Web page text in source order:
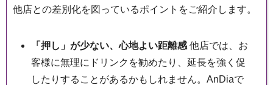
他店との差別化を図っているポイントをご紹介します。
「押し」が少ない、心地よい距離感 他店では、お
客様に無理にドリンクを勧めたり、延長を強く促
したりすることがあるかもしれません。AnDiaで